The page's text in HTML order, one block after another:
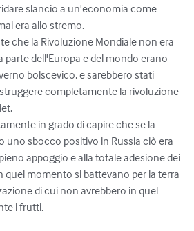
slancio a un'economia come
era allo stremo.
che la Rivoluzione Mondiale non era
dell'Europa e del mondo erano
bolscevico, e sarebbero stati
completamente la rivoluzione
in grado di capire che se la
uno sbocco positivo in Russia ciò era
appoggio e alla totale adesione dei
quel momento si battevano per la terra
di cui non avrebbero in quel
i frutti.